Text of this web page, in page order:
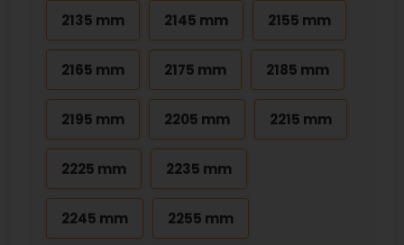
2135 mm 2145 mm 2155 mm
2165 mm 2175 mm 2185 mm
2195 mm 2205 mm 2215 mm
2225 mm 2235 mm
2245 mm 2255 mm